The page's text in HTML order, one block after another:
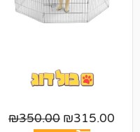
₪350.00
540.00